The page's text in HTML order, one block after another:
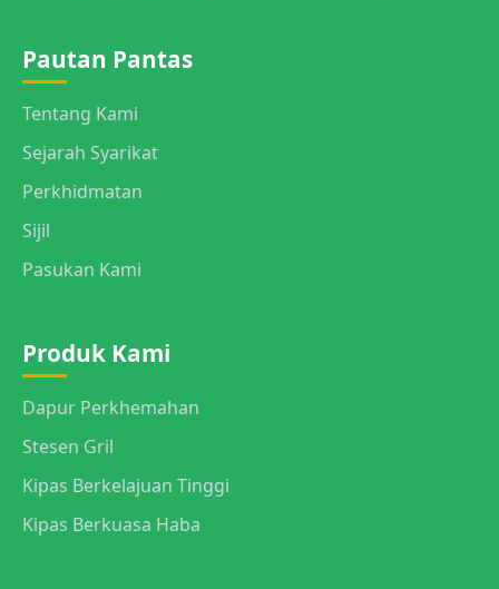
Pautan Pantas
Tentang Kami
Sejarah Syarikat
Perkhidmatan
Sijil
Pasukan Kami
Produk Kami
Dapur Perkhemahan
Stesen Gril
Kipas Berkelajuan Tinggi
Kipas Berkuasa Haba